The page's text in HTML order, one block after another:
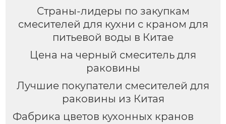
Страны-лидеры по закупкам
смесителей для кухни с краном для
питьевой воды в Китае
Цена на черный смеситель для
раковины
Лучшие покупатели смесителей для
раковины из Китая
Фабрика цветов кухонных кранов